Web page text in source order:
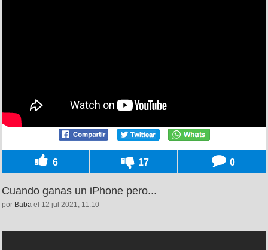
6 17 0
Cuando ganas un iPhone pero...
por Baba el 12 jul 2021, 11:10